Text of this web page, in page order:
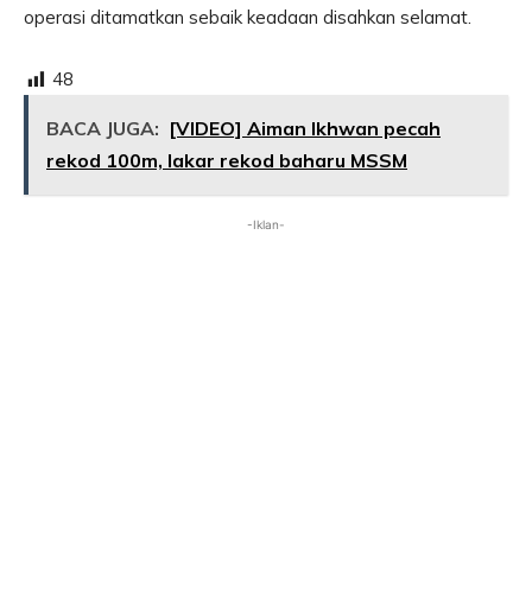
operasi ditamatkan sebaik keadaan disahkan selamat.
48
BACA JUGA: [VIDEO] Aiman Ikhwan pecah
rekod 100m, lakar rekod baharu MSSM
-Iklan-